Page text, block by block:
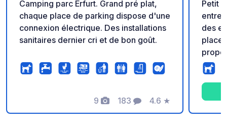
Camping parc Erfurt. Grand pré plat,
chaque place de parking dispose d'une
connexion électrique. Des installations
sanitaires dernier cri et de bon goût.
9
Photos
183
Commentaires
4.6
Note
★
Petit
des
place
de